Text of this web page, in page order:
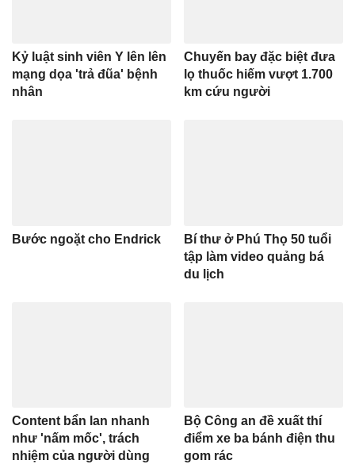
Kỷ luật sinh viên Y lên lên
mạng dọa 'trả đũa' bệnh
nhân
Chuyến bay đặc biệt đưa
lọ thuốc hiếm vượt 1.700
km cứu người
Bước ngoặt cho Endrick
Bí thư ở Phú Thọ 50 tuổi
tập làm video quảng bá
du lịch
Content bẩn lan nhanh
như 'nấm mốc', trách
nhiệm của người dùng
Bộ Công an đề xuất thí
điểm xe ba bánh điện thu
gom rác